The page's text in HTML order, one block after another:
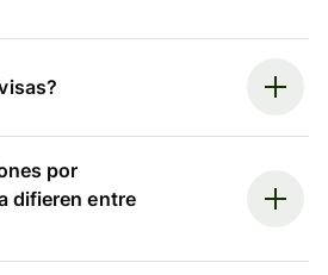
por
difieren entre